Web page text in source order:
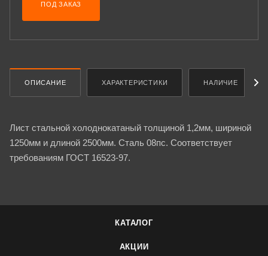
ПОД ЗАКАЗ
ОПИСАНИЕ ХАРАКТЕРИСТИКИ НАЛИЧИЕ
Лист стальной холоднокатаный толщиной 1,2мм, шириной
1250мм и длиной 2500мм. Сталь 08пс. Соответствует
требованиям ГОСТ 16523-97.
КАТАЛОГ
АКЦИИ